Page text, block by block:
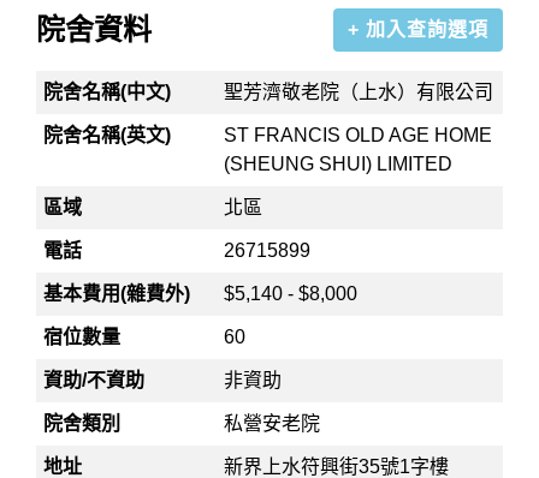
院舍資料 + 加入查詢選項
院舍名稱(中文) 聖芳濟敬老院（上水）有限公司
院舍名稱(英文)
ST FRANCIS OLD AGE HOME
(SHEUNG SHUI) LIMITED
區域 北區
電話 26715899
基本費用(雜費外) $5,140 - $8,000
宿位數量 60
資助/不資助 非資助
院舍類別 私營安老院
地址 新界上水符興街35號1字樓